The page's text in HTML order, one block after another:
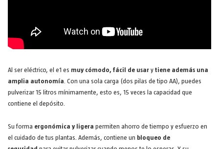
Al ser eléctrico, el e1 es muy cómodo, fácil de usar y tiene además una
amplia autonomía . Con una sola carga (dos pilas de tipo AA), puedes
pulverizar 15 litros mínimamente, esto es, 15 veces la capacidad que
contiene el depósito.
Su forma ergonómica y ligera permiten ahorro de tiempo y esfuerzo en
el cuidado de tus plantas. Además, contiene un bloqueo de